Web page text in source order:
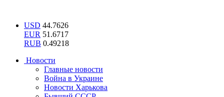
USD 44.7626
EUR 51.6717
RUB 0.49218
Новости
Главные новости
Война в Украине
Новости Харькова